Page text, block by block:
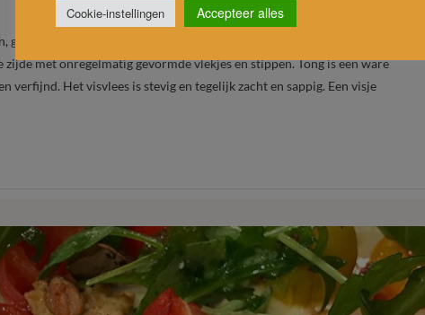
gegrild, gestoofd of gestoomd kan worden. De sliptong is eigenlijk een klein
met onregelmatig gevormde vlekjes en stippen. Tong is een ware
verfijnd. Het visvlees is stevig en tegelijk zacht en sappig. Een visje
Cookie-instellingen Accepteer alles